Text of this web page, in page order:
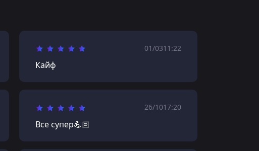
01/0311:22
Кайф
26/1017:20
Все супер💪🏻